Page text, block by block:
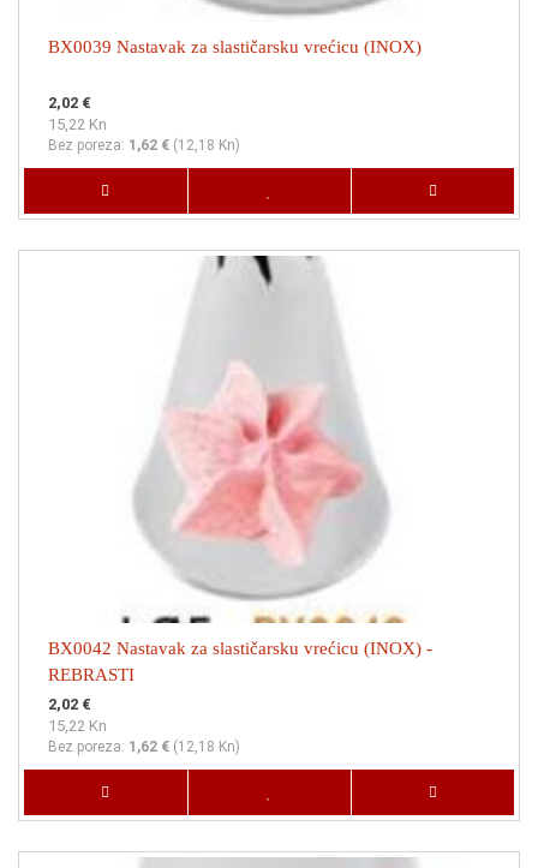
BX0039 Nastavak za slastičarsku vrećicu (INOX)
2,02 €
15,22 Kn
Bez poreza: 1,62 € (12,18 Kn)
BX0042 Nastavak za slastičarsku vrećicu (INOX) -
REBRASTI
2,02 €
15,22 Kn
Bez poreza: 1,62 € (12,18 Kn)